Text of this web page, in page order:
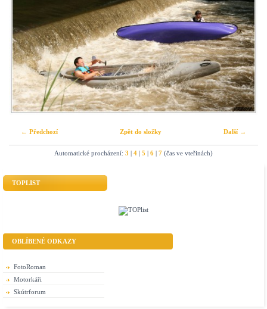
← Předchozí Další →
Zpět do složky
Automatické procházení: 3 | 4 | 5 | 6 | 7 (čas ve vteřinách)
TOPLIST
OBLÍBENÉ ODKAZY
FotoRoman
Motorkáři
Skútrforum